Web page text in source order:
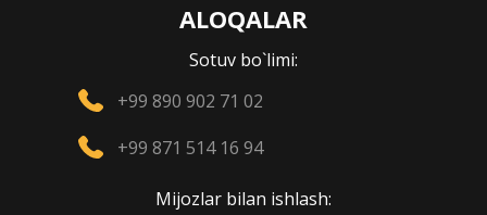
ALOQALAR
Sotuv bo`limi:
+99 890 902 71 02
+99 871 514 16 94
Mijozlar bilan ishlash: